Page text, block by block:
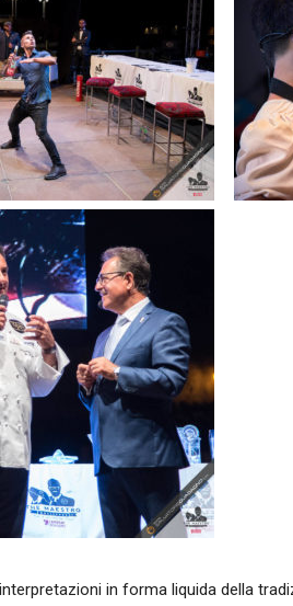
in forma liquida della